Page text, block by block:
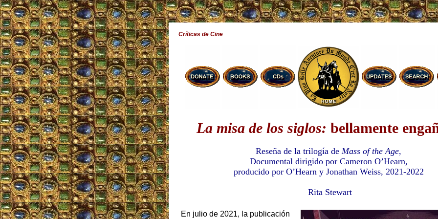
Críticas de Cine
La misa de los siglos: bellamente
Reseña de la trilogía de Mass of the Age,
Documental dirigido por Cameron O’Hearn,
producido por O’Hearn y Jonathan Weiss, 2021-2022
Rita Stewart
En julio de 2021, la publicación